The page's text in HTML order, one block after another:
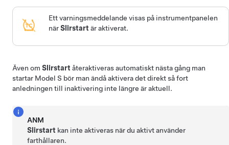
Ett varningsmeddelande visas på instrumentpanelen
närSlirstart är aktiverat.
Även om Slirstart återaktiveras automatiskt nästa gång man
startar Model S bör man ändå aktivera det direkt så fort
anledningen till inaktivering inte längre är aktuell.
ANM
Slirstart kan inte aktiveras när du aktivt använder
farthållaren.